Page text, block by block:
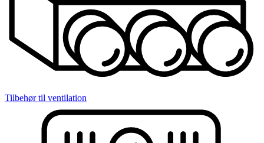
Tilbehør til ventilation